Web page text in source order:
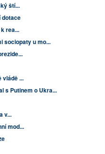
ští...
dotace
rea...
sociopaty u mo...
vládě ...
s Putinem o Ukra...
v...
mod...